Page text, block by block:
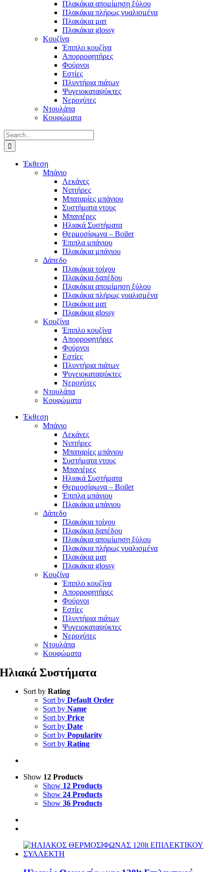
Πλακάκια απομίμηση ξύλου
Πλακάκια πλήρως γυαλισμένα
Πλακάκια ματ
Πλακάκια glossy
Κουζίνα
Έπιπλο κουζίνα
Απορροφητήρες
Φούρνοι
Εστίες
Πλυντήρια πιάτων
Ψυγειοκαταψύκτες
Νεροχύτες
Ντουλάπα
Κουφώματα
Search
for:
Έκθεση
Μπάνιο
Λεκάνες
Νιπτήρες
Μπαταρίες μπάνιου
Συστήματα ντους
Μπανιέρες
Ηλιακά Συστήματα
Θερμοσίφωνα – Boiler
Έπιπλα μπάνιου
Πλακάκια μπάνιου
Δάπεδο
Πλακάκια τοίχου
Πλακάκια δαπέδου
Πλακάκια απομίμηση ξύλου
Πλακάκια πλήρως γυαλισμένα
Πλακάκια ματ
Πλακάκια glossy
Κουζίνα
Έπιπλο κουζίνα
Απορροφητήρες
Φούρνοι
Εστίες
Πλυντήρια πιάτων
Ψυγειοκαταψύκτες
Νεροχύτες
Ντουλάπα
Κουφώματα
Έκθεση
Μπάνιο
Λεκάνες
Νιπτήρες
Μπαταρίες μπάνιου
Συστήματα ντους
Μπανιέρες
Ηλιακά Συστήματα
Θερμοσίφωνα – Boiler
Έπιπλα μπάνιου
Πλακάκια μπάνιου
Δάπεδο
Πλακάκια τοίχου
Πλακάκια δαπέδου
Πλακάκια απομίμηση ξύλου
Πλακάκια πλήρως γυαλισμένα
Πλακάκια ματ
Πλακάκια glossy
Κουζίνα
Έπιπλο κουζίνα
Απορροφητήρες
Φούρνοι
Εστίες
Πλυντήρια πιάτων
Ψυγειοκαταψύκτες
Νεροχύτες
Ντουλάπα
Κουφώματα
Ηλιακά Συστήματα
Sort by Rating
Sort by Default Order
Sort by Name
Sort by Price
Sort by Date
Sort by Popularity
Sort by Rating
Show 12 Products
Show 12 Products
Show 24 Products
Show 36 Products